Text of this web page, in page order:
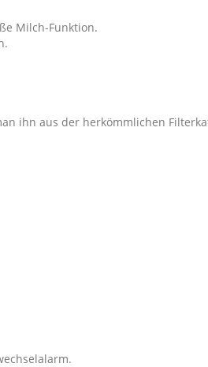
Milch-Funktion.
ihn aus der herkömmlichen